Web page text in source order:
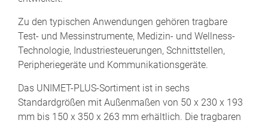
Zu den typischen Anwendungen gehören tragbare
Test- und Messinstrumente, Medizin- und Wellness-
Technologie, Industriesteuerungen, Schnittstellen,
Peripheriegeräte und Kommunikationsgeräte.
Das UNIMET-PLUS-Sortiment ist in sechs
Standardgrößen mit Außenmaßen von 50 x 230 x 193
mm bis 150 x 350 x 263 mm erhältlich. Die tragbaren